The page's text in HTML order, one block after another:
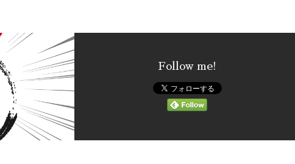
Follow me!